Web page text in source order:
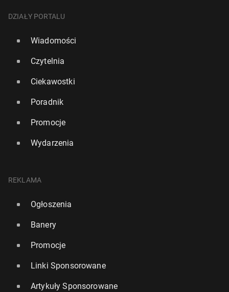
DZIAŁY PORTALU
Wiadomości
Czytelnia
Ciekawostki
Poradnik
Promocje
Wydarzenia
REKLAMA
Ogłoszenia
Banery
Promocje
Linki Sponsorowane
Artykuły Sponsorowane